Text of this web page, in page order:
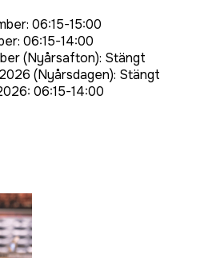
06:15-15:00
06:15-14:00
(Nyårsafton): Stängt
(Nyårsdagen): Stängt
06:15-14:00